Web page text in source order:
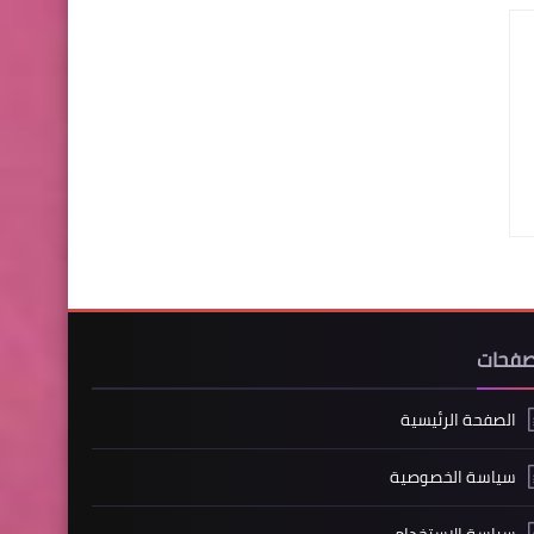
الصفحة الرئيسية
سياسة الخصوصية